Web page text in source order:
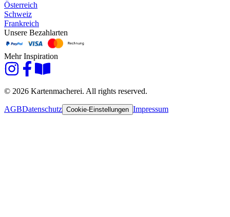
Österreich
Schweiz
Frankreich
Unsere Bezahlarten
Mehr Inspiration
© 2026 Kartenmacherei. All rights reserved.
AGBDatenschutz Cookie-Einstellungen Impressum